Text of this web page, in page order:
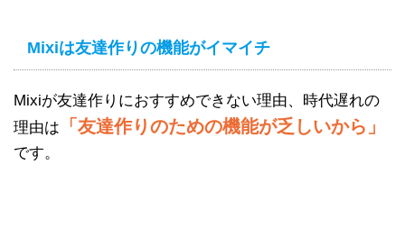
Mixiは友達作りの機能がイマイチ
Mixiが友達作りにおすすめできない理由、時代遅れの
理由は
「友達作りのための機能が乏しいから」
です。